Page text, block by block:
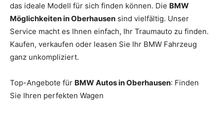
das ideale Modell für sich finden können. Die BMW
Möglichkeiten in Oberhausen sind vielfältig. Unser
Service macht es Ihnen einfach, Ihr Traumauto zu finden.
Kaufen, verkaufen oder leasen Sie Ihr BMW Fahrzeug
ganz unkompliziert.
Top-Angebote für BMW Autos in Oberhausen: Finden
Sie Ihren perfekten Wagen